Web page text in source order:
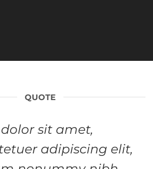
QUOTE
dolor sit amet,
adipiscing elit,